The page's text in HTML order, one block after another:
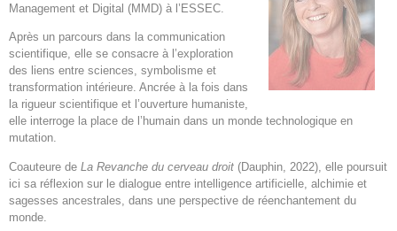
Management et Digital (MMD) à l’ESSEC.
Après un parcours dans la communication
scientifique, elle se consacre à l’exploration
des liens entre sciences, symbolisme et
transformation intérieure. Ancrée à la fois dans
la rigueur scientifique et l’ouverture humaniste,
elle interroge la place de l’humain dans un monde technologique en
mutation.
Coauteure de La Revanche du cerveau droit (Dauphin, 2022), elle poursuit
ici sa réflexion sur le dialogue entre intelligence artificielle, alchimie et
sagesses ancestrales, dans une perspective de réenchantement du
monde.